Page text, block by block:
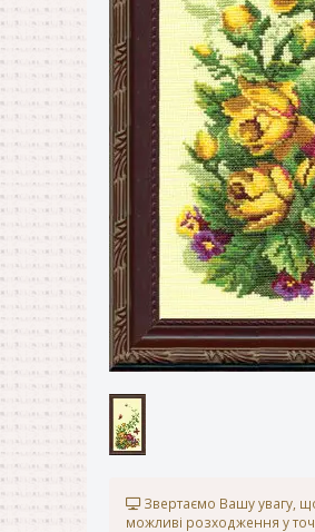
Звертаємо Вашу увагу,
можливі розходження у